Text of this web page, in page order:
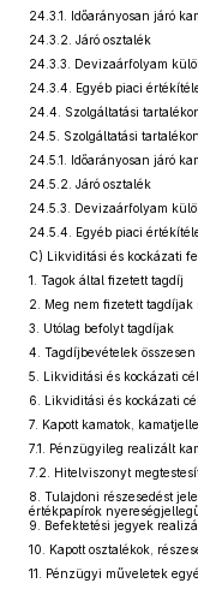
24.3.1. Időarányosan járó
24.3.2. Járó osztalék
24.3.3. Devizaárfolyam
24.3.4. Egyéb piaci
24.4. Szolgáltatási
24.5. Szolgáltatási
24.5.1. Időarányosan járó
24.5.2. Járó osztalék
24.5.3. Devizaárfolyam
24.5.4. Egyéb piaci
C) Likviditási és kockázati
1. Tagok által fizetett tagdíj
2. Meg nem fizetett tagdíjak
3. Utólag befolyt tagdíjak
4. Tagdíjbevételek összesen
5. Likviditási és kockázati
6. Likviditási és kockázati
7. Kapott kamatok,
7.1. Pénzügyileg realizált
7.2. Hitelviszonyt
8. Tulajdoni részesedést
értékpapírok
9. Befektetési jegyek
10. Kapott osztalékok,
11. Pénzügyi műveletek